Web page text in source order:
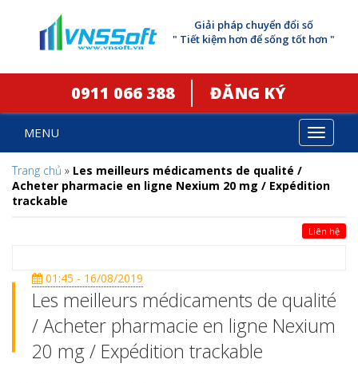
Giải pháp chuyển đổi số
" Tiết kiệm hơn để sống tốt hơn "
0911 066 388 ĐĂNG KÝ
Toggle
MENU
Trang chủ » Les meilleurs médicaments de qualité /
Acheter pharmacie en ligne Nexium 20 mg / Expédition
trackable
Liên hệ
01:45 - 16/08/2019
Les meilleurs médicaments de qualité
/ Acheter pharmacie en ligne Nexium
20 mg / Expédition trackable